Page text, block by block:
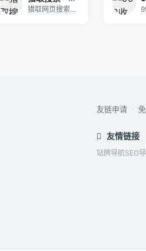
猎取网页搜索,免费自动秒收录网址,提供自动收录,
友链申请 ·
友情链接
站牌导航SEO